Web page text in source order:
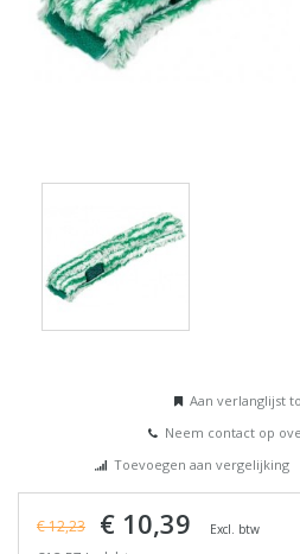
Aan verlanglijst
Neem contact op
Toevoegen aan vergelijking
€ 12,23 € 10,39 Excl. btw